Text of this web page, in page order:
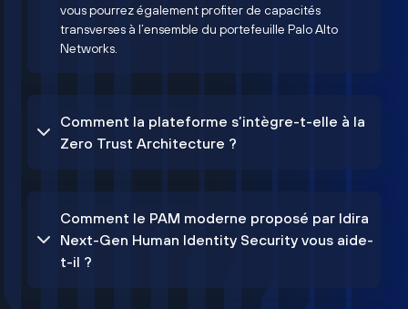
vous pourrez également profiter de capacités
transverses à l’ensemble du portefeuille Palo Alto
Networks.
Comment la plateforme s’intègre-t-elle à la
Zero Trust Architecture ?
Comment le PAM moderne proposé par Idira
Next-Gen Human Identity Security vous aide-
t-il ?